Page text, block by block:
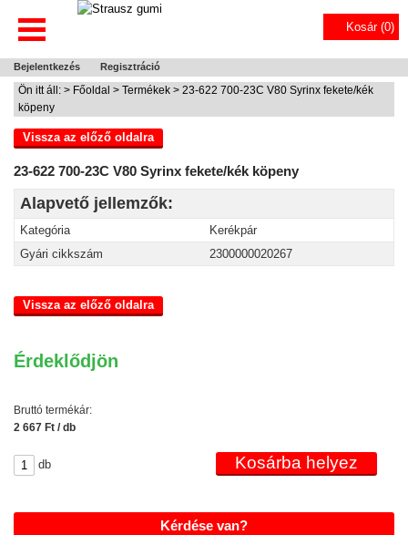
Kosár (0)
Bejelentkezés Regisztráció
Ön itt áll: > Főoldal > Termékek > 23-622 700-23C V80 Syrinx fekete/kék
köpeny
Vissza az előző oldalra
23-622 700-23C V80 Syrinx fekete/kék köpeny
Alapvető jellemzők:
Kategória
Kerékpár
Gyári cikkszám
2300000020267
Vissza az előző oldalra
Érdeklődjön
Bruttó termékár:
2 667 Ft / db
db
Kérdése van?